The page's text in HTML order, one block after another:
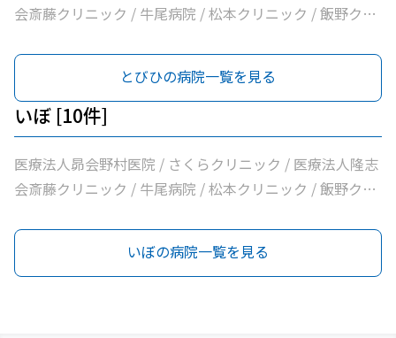
会斎藤クリニック / 牛尾病院 / 松本クリニック / 飯野クリ
ちだ医院
とびひの病院一覧を見る
いぼ [10件]
医療法人昴会野村医院 / さくらクリニック / 医療法人隆志
会斎藤クリニック / 牛尾病院 / 松本クリニック / 飯野クリ
ちだ医院
いぼの病院一覧を見る